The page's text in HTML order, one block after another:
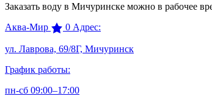
Заказать воду в Мичуринске можно в рабочее
Аква-Мир
0 Адрес:
ул. Лаврова, 69/8Г, Мичуринск
График работы:
пн-сб 09:00–17:00